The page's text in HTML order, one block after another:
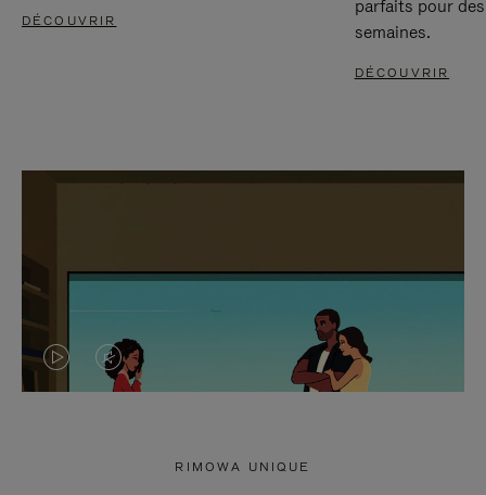
DÉCOUVRIR
parfaits pour
semaines.
DÉCOUVRIR
LA LE
RIMOWA UNIQUE